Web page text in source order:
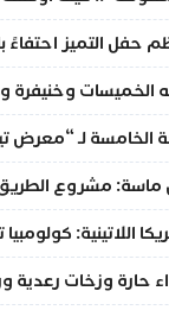
الـ27 لعيد العرش المجيد وتطلق مبادرة نبيلة
الخميسات وخنيفرة
الخامسة لـ “معرض
ماسة: مشروع الطريق
اللاتينية:
حارة وزخات رعدية